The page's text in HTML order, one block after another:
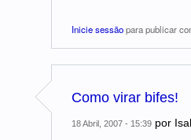
Inicie sessãopara publicar
Como virar bifes!
18 Abril, 2007 - 15:39 por